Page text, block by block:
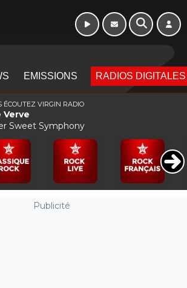
EMISSIONS RADIOS DIGITALES
Publicité
ÉCOUTEZ VIRGIN RADIO
Verve
Sweet Symphony